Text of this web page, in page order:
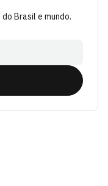
Brasil e mundo.